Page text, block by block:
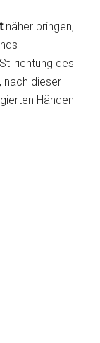
näher bringen,
des
nach dieser
Händen -